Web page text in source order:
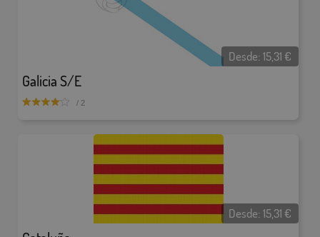
Galicia S/E
Desde:15,31 €
/ 2
Desde:15,31 €